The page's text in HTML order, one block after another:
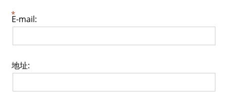
E-mail:
地址: